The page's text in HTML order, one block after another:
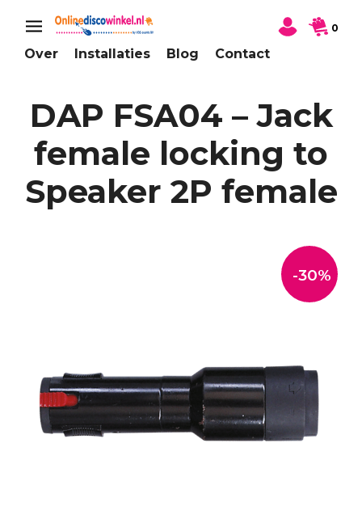
Over Installaties Blog Contact
0
DAP FSA04 – Jack
female locking to
Speaker 2P female
-30%